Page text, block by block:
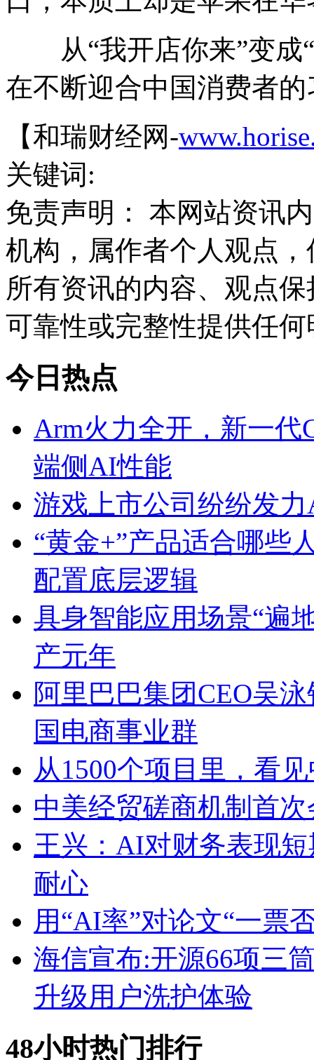
从“我开店你来”变成“
在不断迎合中国消费者
【和瑞财经网-
关键词:
免责声明： 本网站资讯
机构，属作者个人观点
所有资讯的内容、观点
可靠性或完整性提供任
今日热点
Arm火力全开，新一代
端侧AI性能
游戏上市公司纷纷发
“黄金+”产品适合哪些
配置底层逻辑
具身智能应用场景“遍
产元年
阿里巴巴集团CEO吴
国电商事业群
从1500个项目里，看
中美经贸磋商机制首
王兴：AI对财务表现
耐心
用“AI率”对论文“一票
海信宣布:开源66项三
升级用户洗护体验
48小时热门排行